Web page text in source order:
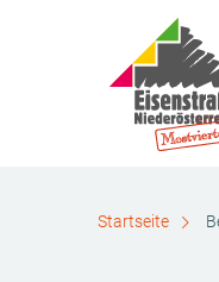
Direkt zur Volltextsuche
Direkt zum Inhalt
Startseite